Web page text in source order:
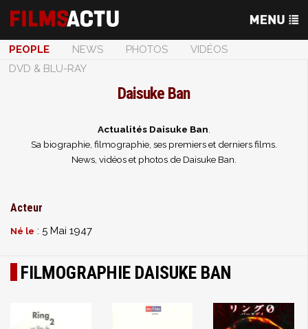
PEOPLE NEWS PHOTOS
VIDÉOS
DVD & BLU-RAY
Daisuke Ban
Actualités Daisuke Ban
Sa biographie, filmographie, ses premiers et derniers films.
News, vidéos et photos de Daisuke Ban.
Acteur
Né le : 5 Mai 1947
FILMOGRAPHIE DAISUKE BAN